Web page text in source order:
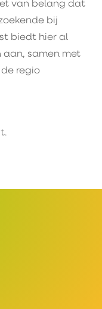
van belang dat
bij
biedt hier al
aan, samen met
regio